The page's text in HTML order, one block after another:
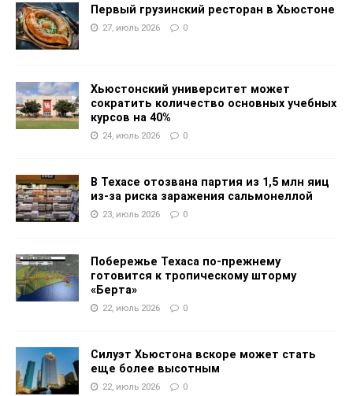
Первый грузинский ресторан в Хьюстоне
27, июль 2026 0
Хьюстонский университет может
сократить количество основных учебных
курсов на 40%
24, июль 2026 0
В Техасе отозвана партия из 1,5 млн яиц
из-за риска заражения сальмонеллой
23, июль 2026 0
Побережье Техаса по-прежнему
готовится к тропическому шторму
«Берта»
22, июль 2026 0
Силуэт Хьюстона вскоре может стать
еще более высотным
22, июль 2026 0